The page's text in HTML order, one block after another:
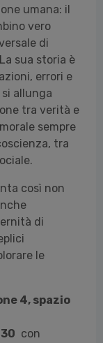
umana: il
vero
di
sua storia è
errori e
allunga
tra verità e
sempre
tra
così non
di
le
4, spazio
con